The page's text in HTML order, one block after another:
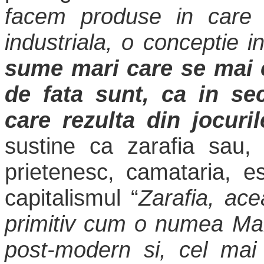
facem produse in
industriala, o conceptie
sume mari care se
de fata sunt, ca in
care rezulta din
sustine ca zarafia
prietenesc, camataria,
capitalismul “Zarafia,
primitiv cum o numea
post-modern si, cel